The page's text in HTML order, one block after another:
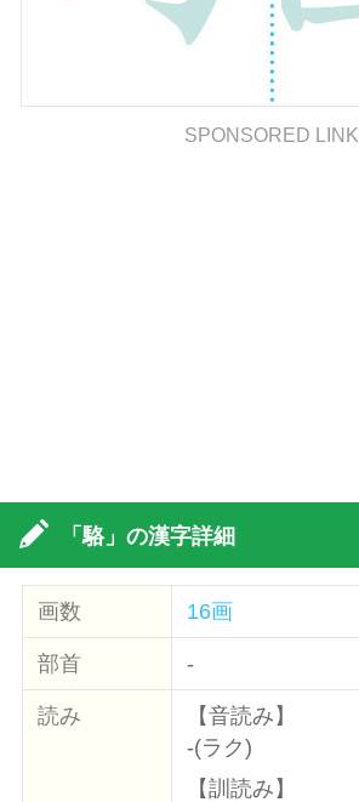
SPONSORED LINK
「駱」の漢字詳細
画数 16画
部首 -
読み
【音読み】
-(ラク)
【訓読み】